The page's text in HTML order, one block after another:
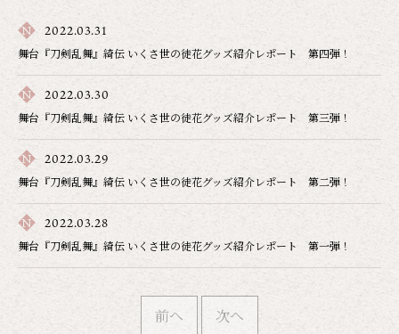
2022.03.31
舞台『刀剣乱舞』綺伝 いくさ世の徒花グッズ紹介レポート 第四弾！
2022.03.30
舞台『刀剣乱舞』綺伝 いくさ世の徒花グッズ紹介レポート 第三弾！
2022.03.29
舞台『刀剣乱舞』綺伝 いくさ世の徒花グッズ紹介レポート 第二弾！
2022.03.28
舞台『刀剣乱舞』綺伝 いくさ世の徒花グッズ紹介レポート 第一弾！
前へ 次へ